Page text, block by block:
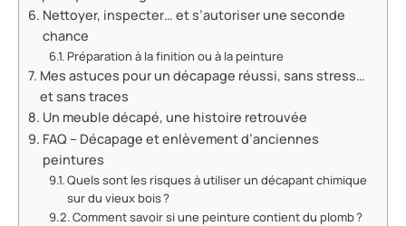
Nettoyer, inspecter… et s’autoriser une seconde
chance
Préparation à la finition ou à la peinture
Mes astuces pour un décapage réussi, sans stress…
et sans traces
Un meuble décapé, une histoire retrouvée
FAQ – Décapage et enlèvement d’anciennes
peintures
Quels sont les risques à utiliser un décapant chimique
sur du vieux bois ?
Comment savoir si une peinture contient du plomb ?